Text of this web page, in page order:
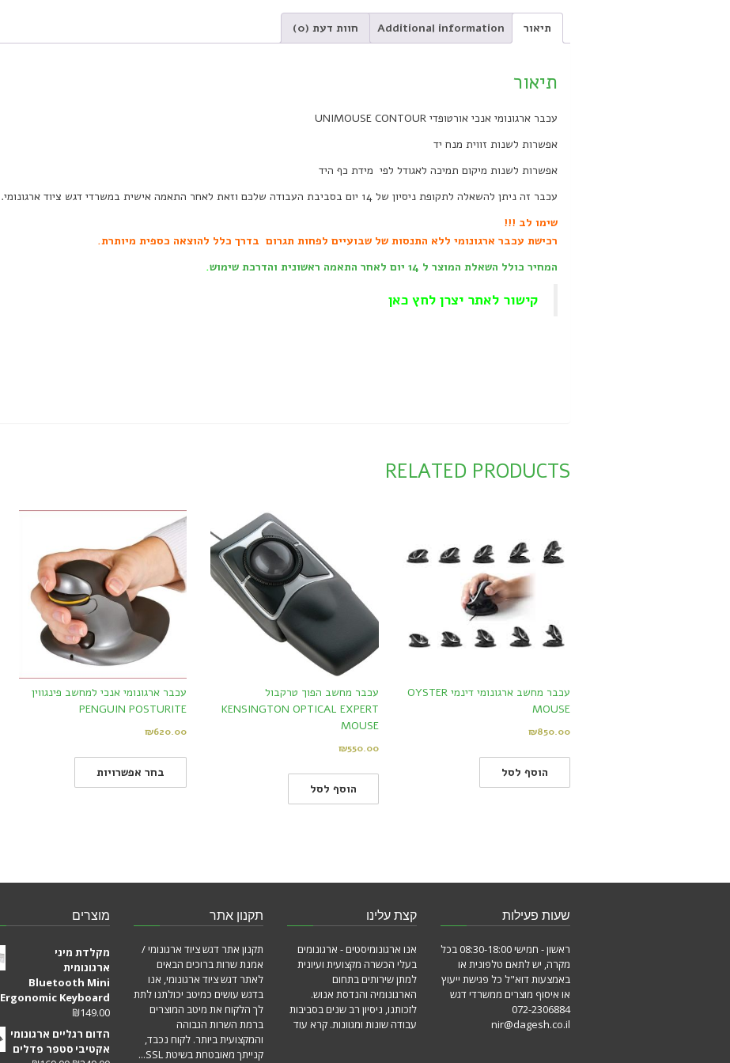
תיאור Additional information חוות דעת (0)
תיאור
עכבר ארגונומי אנכי אורטופדי UNIMOUSE CONTOUR
אפשרות לשנות זווית מנח יד
אפשרות לשנות מיקום תמיכה לאגודל לפי מידת כף היד
עכבר זה ניתן להשאלה לתקופת ניסיון של 14 יום בסביבת העבודה שלכם וזאת לאחר התאמה אישית במשרדי דגש ציוד ארגונומי.
שימו לב !!!
רכישת עכבר ארגונומי ללא התנסות של שבועיים לפחות תגרום בדרך כלל להוצאה כספית מיותרת.
המחיר כולל השאלת המוצר ל 14 יום לאחר התאמה ראשונית והדרכת שימוש
.
קישור לאתר יצרן לחץ כאן
RELATED PRODUCTS
עכבר מחשב ארגונומי דינמי OYSTER
MOUSE
₪850.00
הוסף לסל
עכבר מחשב הפוך טרקבול
KENSINGTON OPTICAL EXPERT
MOUSE
₪550.00
הוסף לסל
עכבר ארגונומי אנכי למחשב פינגווין
PENGUIN POSTURITE
₪620.00
בחר אפשרויות
שעות פעילות
ראשון - חמישי 08:30-18:00 בכל
מקרה, יש לתאם טלפונית או
באמצעות דוא"ל כל פגישת ייעוץ
או איסוף מוצרים ממשרדי דגש
072-2306884
nir@dagesh.co.il
קצת עלינו
אנו ארגונומיסטים - ארגונומים
בעלי הכשרה מקצועית ועיונית
למתן שירותים בתחום
הארגונומיה והנדסת אנוש.
לזכותנו, ניסיון רב שנים בסביבות
עבודה שונות ומגוונות. קרא עוד
תקנון אתר
תקנון אתר דגש ציוד ארגונומי /
אמנת שרות ברוכים הבאים
לאתר דגש ציוד ארגונומי, אנו
בדגש עושים כמיטב יכולתנו לתת
לך הלקוח את מיטב המוצרים
ברמת השרות הגבוהה
והמקצועית ביותר. לקוח נכבד,
קנייתך מאובטחת בשיטת SSL...
מוצרים
מקלדת מיני
ארגונומית
Bluetooth Mini
Ergonomic Keyboard
₪149.00
הדום רגליים ארגונומי
אקטיבי סטפר פדלים